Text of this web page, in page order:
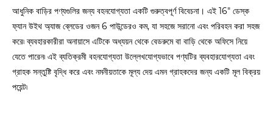
আধুনিক বাড়ির পণ্যগুলির জন্য বহনযোগ্যতা একটি গুরুত্বপূর্ণ বিবেচনা। এই 16" ডেস্ক
ফ্যান উইথ অ্যাজ ব্লেডের ওজন 6 পাউন্ডেরও কম, যা সহজে সরানো এবং পরিবহন করা সহজ
করে৷ ব্যবহারকারীরা অনায়াসে এটিকে অধ্যয়ন থেকে বেডরুমে বা বাড়ি থেকে অফিসে নিয়ে
যেতে পারেন৷ এই ব্যতিক্রমী বহনযোগ্যতা উল্লেখযোগ্যভাবে পণ্যটির ব্যবহারযোগ্যতা এবং
গ্রাহক সন্তুষ্টি বৃদ্ধি করে এবং নমনীয়তাকে মূল্য দেয় এমন গ্রাহকদের জন্য একটি মূল বিক্রয়
পয়েন্ট৷